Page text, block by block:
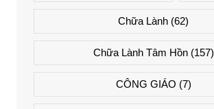
Chữa Lành (62)
Chữa Lành Tâm Hồn(157)
CÔNG GIÁO (7)